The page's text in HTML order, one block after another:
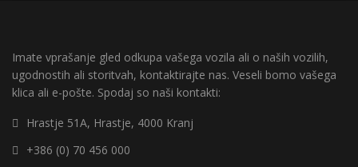
Imate vprašanje gled odkupa vašega vozila ali o naših vozilih,
ugodnostih ali storitvah, kontaktirajte nas. Veseli bomo vašega
klica ali e-pošte. Spodaj so naši kontakti:
Hrastje 51A, Hrastje, 4000 Kranj
+386 (0) 70 456 000